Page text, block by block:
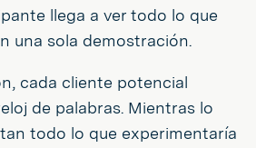
llega a ver todo lo que
una sola demostración.
cada cliente potencial
de palabras. Mientras lo
todo lo que experimentaría